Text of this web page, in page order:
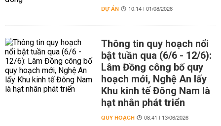
DỰ ÁN 10:14 | 01/08/2026
Thông tin quy hoạch nổi
bật tuần qua (6/6 - 12/6):
Lâm Đồng công bố quy
hoạch mới, Nghệ An lấy
Khu kinh tế Đông Nam là
hạt nhân phát triển
QUY HOẠCH 08:41 | 13/06/2026